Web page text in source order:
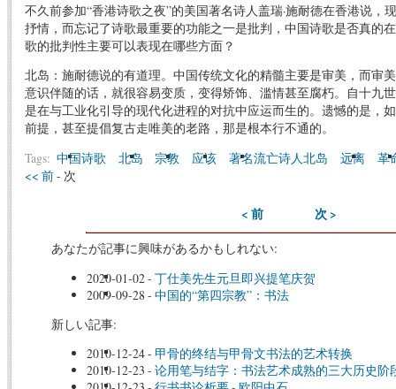
不久前参加“香港诗歌之夜”的美国著名诗人盖瑞·施耐德在香港说，
抒情，而忘记了诗歌最重要的功能之一是批判，中国诗歌是否真的
歌的批判性主要可以表现在哪些方面？
北岛：施耐德说的有道理。中国传统文化的精髓主要是审美，而审
意识伴随的话，就很容易变质，变得矫饰、滥情甚至腐朽。自十九
是在与工业化引导的现代化进程的对抗中应运而生的。遗憾的是，
前提，甚至提倡复古走唯美的老路，那是根本行不通的。
Tags: 中国诗歌 北岛 宗教 应该 著名流亡诗人北岛 远离
革
<< 前- 次
< 前 次 >
あなたが記事に興味があるかもしれない:
2020-01-02- 丁仕美先生元旦即兴提笔庆贺
2009-09-28 - 中国的“第四宗教”：书法
新しい記事:
2010-12-24- 甲骨的终结与甲骨文书法的艺术转换
2010-12-23 - 论用笔与结字：书法艺术成熟的三大历史阶